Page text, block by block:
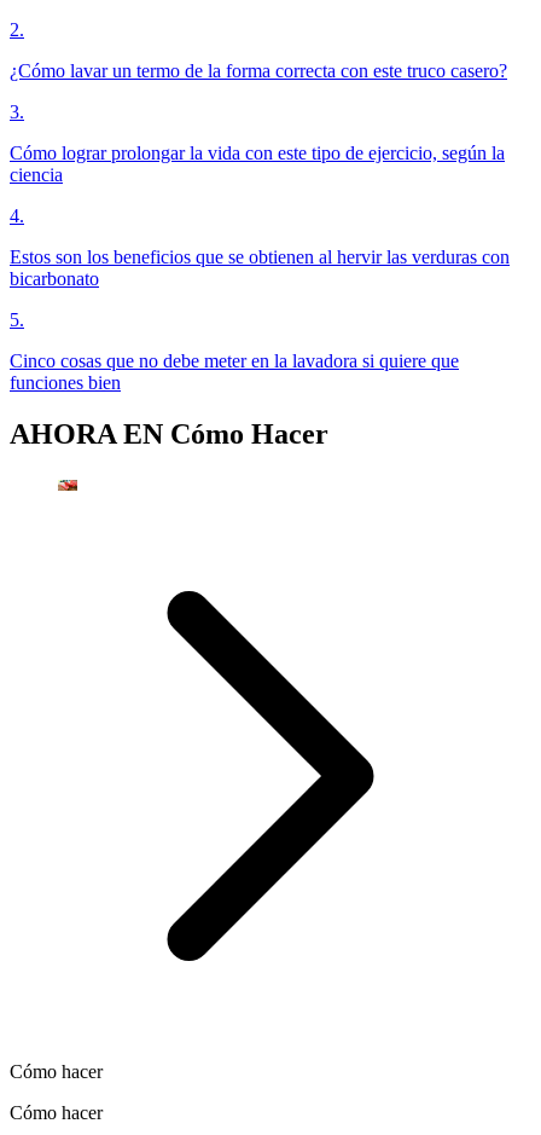
2.
¿Cómo lavar un termo de la forma correcta con este truco casero?
3.
Cómo lograr prolongar la vida con este tipo de ejercicio, según la
ciencia
4.
Estos son los beneficios que se obtienen al hervir las verduras con
bicarbonato
5.
Cinco cosas que no debe meter en la lavadora si quiere que
funciones bien
AHORA EN Cómo Hacer
Cómo hacer
Cómo hacer